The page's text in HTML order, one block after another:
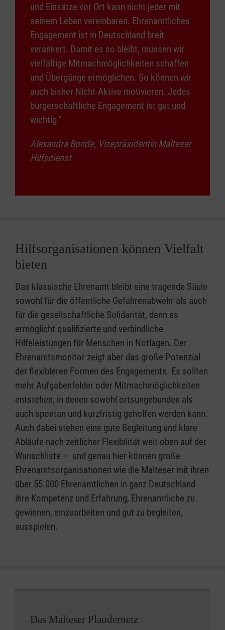
und Einsätze vor Ort kann nicht jeder mit
seinem Leben vereinbaren. Ehrenamtliches
Engagement ist in Deutschland breit
verankert. Damit es so bleibt, müssen wir
vielfältige Mitmachmöglichkeiten schaffen
und Übergänge ermöglichen. So können wir
auch bisher Nicht-Aktive motivieren. Jedes
bürgerschaftliche Engagement ist gut und
wichtig.“
Alexandra Bonde, Vizepräsidentin Malteser
Hilfsdienst
Hilfsorganisationen können Vielfalt
bieten
Das klassische Ehrenamt bleibt eine tragende Säule
sowohl für die öffentliche Gefahrenabwehr als auch
für die gesellschaftliche Solidarität, denn es
ermöglicht qualifizierte und verbindliche
Hilfeleistungen für Menschen in Notlagen. Der
Ehrenamtsmonitor zeigt aber das große Potenzial
der flexibleren Formen des Engagements. Es sollten
mehr Aufgabenfelder oder Mitmachmöglichkeiten
entstehen, in denen sowohl ortsungebunden als
auch spontan und kurzfristig geholfen werden kann.
Auch dabei stehen eine gute Begleitung und klare
Abläufe nach zeitlicher Flexibilität weit oben auf der
Wunschliste – und genau hier können große
Ehrenamtsorganisationen wie die Malteser mit ihren
über 55.000 Ehrenamtlichen in ganz Deutschland
ihre Kompetenz und Erfahrung, Ehrenamtliche zu
gewinnen, einzuarbeiten und gut zu begleiten,
ausspielen.
Das Malteser Plaudernetz